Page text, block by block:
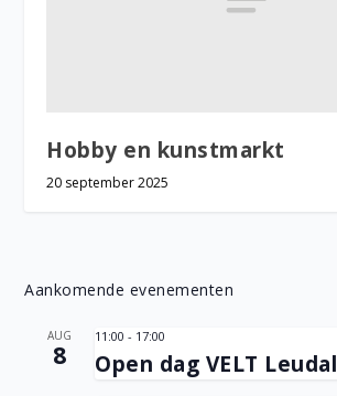
Hobby en kunstmarkt
20 september 2025
Aankomende evenementen
AUG
8
11:00 - 17:00
Open dag VELT Leudal